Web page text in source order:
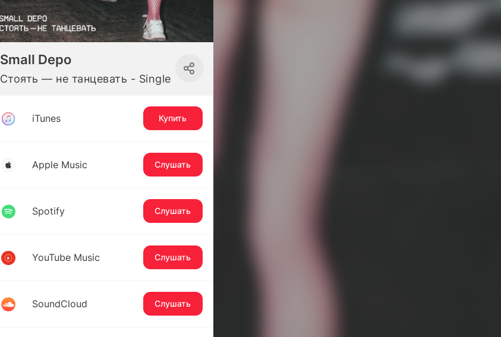
Small Depo
Стоять — не танцевать - Single
iTunes Купить
Apple Music Слушать
Spotify Слушать
YouTube Music Слушать
SoundCloud Слушать